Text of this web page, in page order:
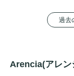
のレスキューアイ
こだわりの植物由
過去
Arencia(アレン